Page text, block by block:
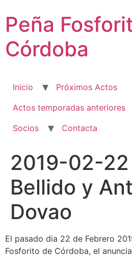
contenido
Peña
Córdoba
Inicio Próximos Actos
Actos temporadas anteriores
Socios
Contacta
2019-02-22
Bellido y
Dovao
El pasado dia 22 de Febrero
Fosforito de Córdoba, el